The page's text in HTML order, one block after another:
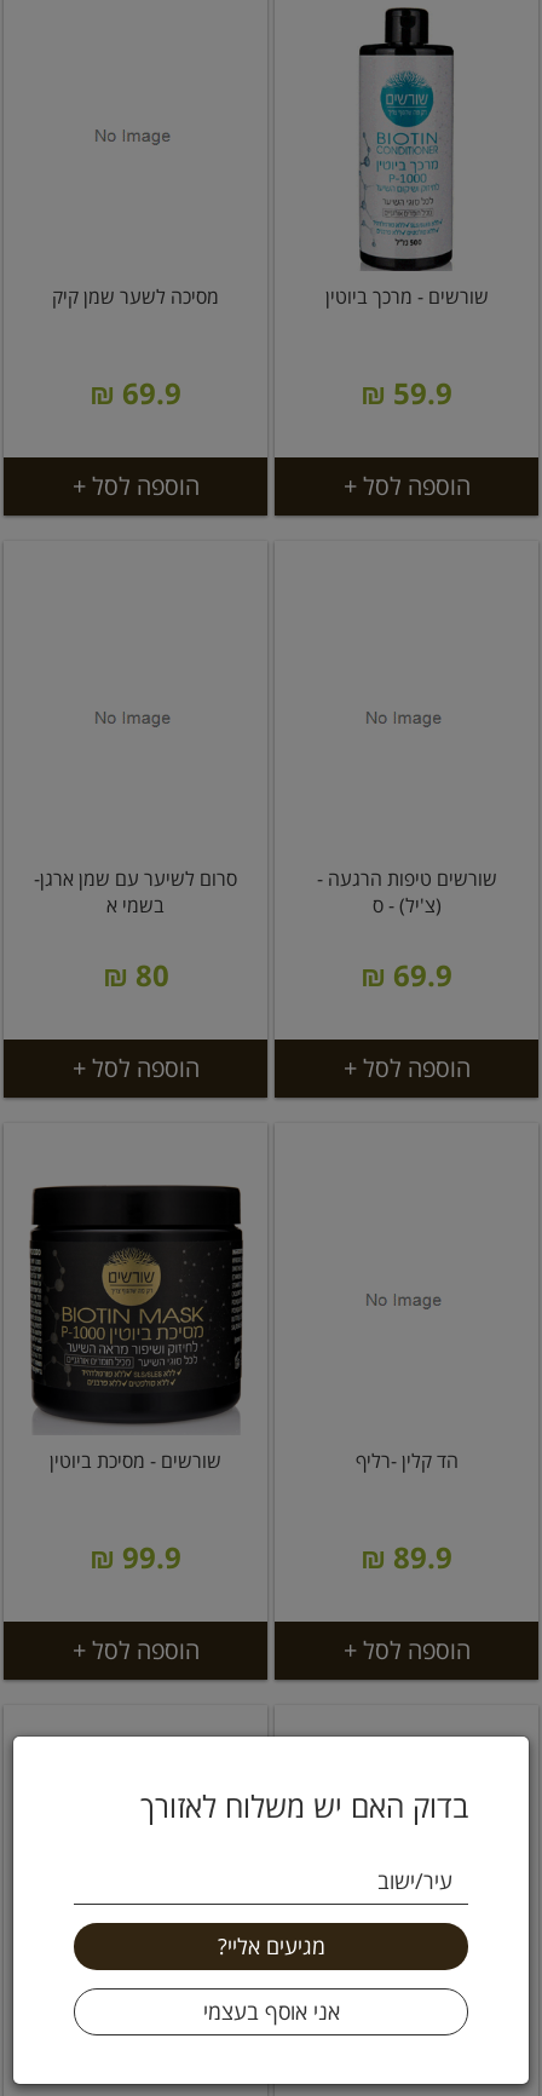
בדוק האם יש משלוח לאזורך
עיר/ישוב
שורשים - מרכך ביוטין
59.9 ₪
הוספה לסל +
מסיכה לשער שמן קיק
69.9 ₪
הוספה לסל +
שורשים טיפות הרגעה -
(צ'יל) - ס
69.9 ₪
הוספה לסל +
סרום לשיער עם שמן ארגן-
בשמי א
80 ₪
הוספה לסל +
הד קלין -רליף
89.9 ₪
הוספה לסל +
שורשים - מסיכת ביוטין
99.9 ₪
הוספה לסל +
שורשים - מרולה פי 1000 -